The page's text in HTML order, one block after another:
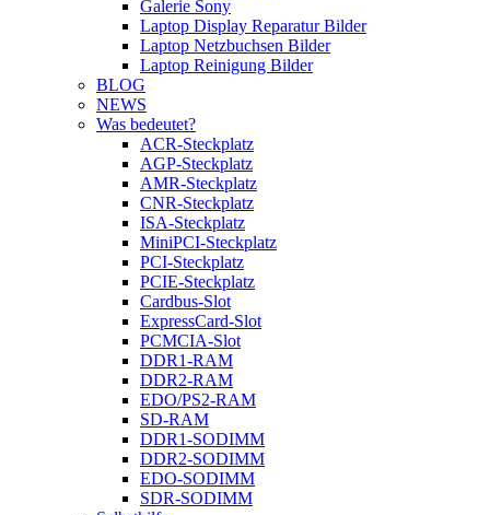
Galerie Sony
Laptop Display Reparatur Bilder
Laptop Netzbuchsen Bilder
Laptop Reinigung Bilder
BLOG
NEWS
Was bedeutet?
ACR-Steckplatz
AGP-Steckplatz
AMR-Steckplatz
CNR-Steckplatz
ISA-Steckplatz
MiniPCI-Steckplatz
PCI-Steckplatz
PCIE-Steckplatz
Cardbus-Slot
ExpressCard-Slot
PCMCIA-Slot
DDR1-RAM
DDR2-RAM
EDO/PS2-RAM
SD-RAM
DDR1-SODIMM
DDR2-SODIMM
EDO-SODIMM
SDR-SODIMM